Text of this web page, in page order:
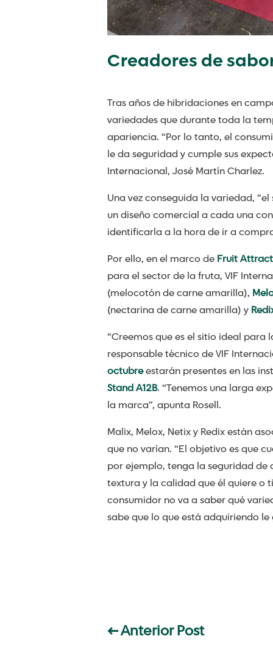
Creadores de
Tras años de hibridaciones en
variedades que durante toda la
apariencia. “Por lo tanto, el
le da seguridad y cumple sus
Internacional, José Martín Charlez.
Una vez conseguida la variedad,
un diseño comercial a cada una
identificarla a la hora de ir a
Por ello, en el marco de Fruit
para el sector de la fruta, VIF
(melocotón de carne amarilla),
(nectarina de carne amarilla) y
“Creemos que es el sitio ideal para
responsable técnico de VIF
octubreestarán presentes en las
Stand A12B. “Tenemos una larga
la marca”, apunta Rosell.
Malix, Melox, Netix y Redix están
que no varían. “El objetivo es que
por ejemplo, tenga la seguridad de
textura y la calidad que él quiere o
consumidor no va a saber qué
sabe que lo que está adquiriendo
←Anterior Post